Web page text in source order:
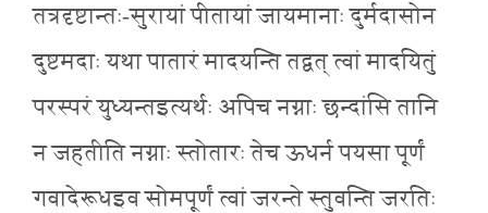
तत्रदृष्टान्तः-सुरायां पीतायां जायमानाः दुर्मदासोन
दुष्टमदाः यथा पातारं मादयन्ति तद्वत् त्वां मादयितुं
परस्परं युध्यन्तइत्यर्थः अपिच नग्नाः छन्दांसि तानि
न जहतीति नग्नाः स्तोतारः तेच ऊधर्न पयसा पूर्णं
गवादेरूधइव सोमपूर्णं त्वां जरन्ते स्तुवन्ति जरतिः